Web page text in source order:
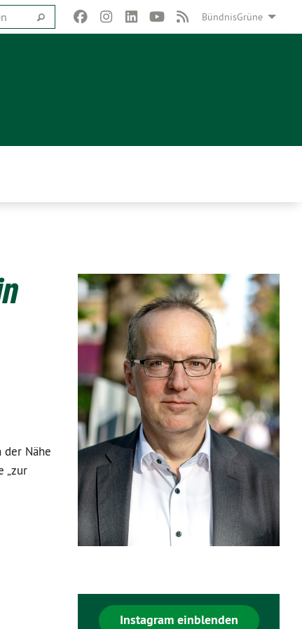
BündnisGrüne
Nähe
„zur
Instagram einblenden